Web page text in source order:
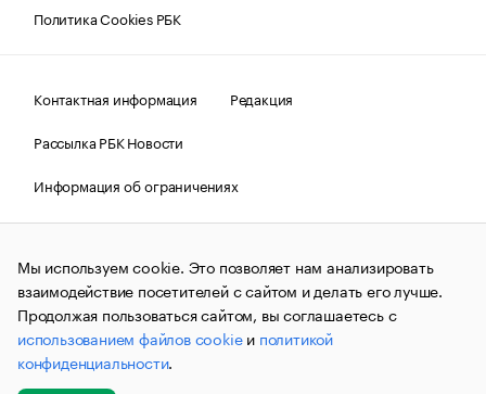
Политика Cookies РБК
Контактная информация
Редакция
Рассылка РБК Новости
Информация об ограничениях
Правовая информация
О соблюдении авторских прав
© АО «РОСБИЗНЕСКОНСАЛТИНГ»,1995–2026.Сообщения
и материалы информационного агентства «РБК»
(зарегистрировано Федеральной службой по надзору в сфере
связи, информационных технологий и массовых
коммуникаций (Роскомнадзор) 09.12.2015 за номером ИА
№ФС77-63848) сопровождаются пометкой «РБК». Отдельные
публикации могут содержать информацию,
Мы используем cookie. Это позволяет нам анализировать
взаимодействие посетителей с сайтом и делать его лучше.
Продолжая пользоваться сайтом, вы соглашаетесь с
использованием файлов cookieи политикой
конфиденциальности.